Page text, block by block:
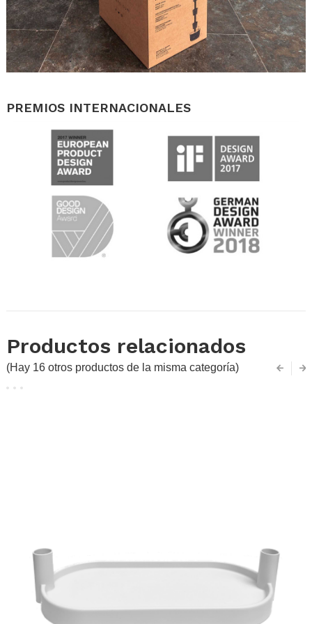
PREMIOS INTERNACIONALES
Productos relacionados
(Hay 16 otros productos de la misma categoría)